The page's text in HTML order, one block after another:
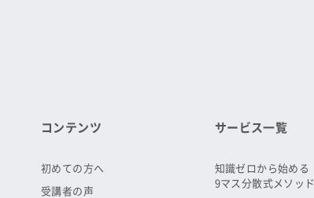
コンテンツ
初めての方へ
受講者の声
サービス一覧
知識ゼロから始める
9マス分散式メソッド